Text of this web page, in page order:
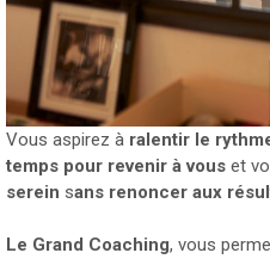
Vous aspirez à ralentir le
temps pour revenir à vous et
serein sans renoncer aux
Le Grand Coaching, vous